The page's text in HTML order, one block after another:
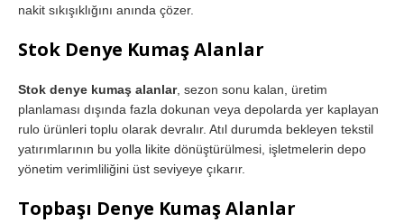
nakit sıkışıklığını anında çözer.
Stok Denye Kumaş Alanlar
Stok denye kumaş alanlar, sezon sonu kalan, üretim
planlaması dışında fazla dokunan veya depolarda yer kaplayan
rulo ürünleri toplu olarak devralır. Atıl durumda bekleyen tekstil
yatırımlarının bu yolla likite dönüştürülmesi, işletmelerin depo
yönetim verimliliğini üst seviyeye çıkarır.
Topbaşı Denye Kumaş Alanlar